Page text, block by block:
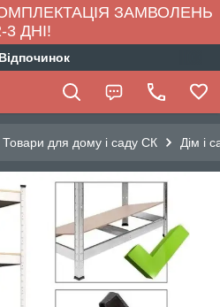
ЗАМВОЛЕНЬ
3 ДНІ!
Товари для дому і саду СК Дім і